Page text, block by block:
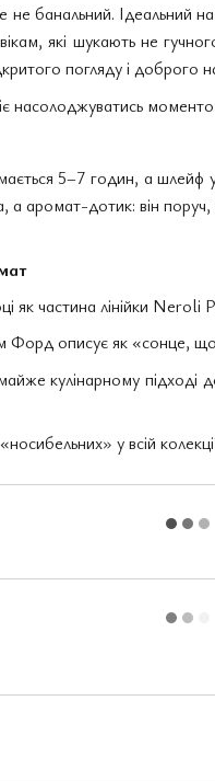
не банальний. Ідеальний
які шукають не
погляду і доброго
насолоджуватись
5–7 годин, а шлейф
аромат-дотик: він поруч,
як частина лінійки
описує як «сонце, що
кулінарному підході
у всій